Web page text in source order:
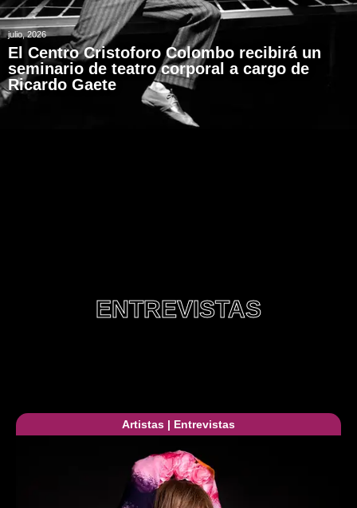
julio, 2026
El Centro Cristoforo Colombo recibirá un
seminario de teatro corporal a cargo de
Ricardo Gaete
ENTREVISTAS
Artistas | Entrevistas